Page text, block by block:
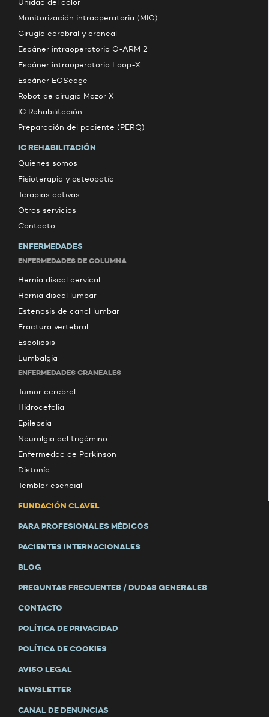
Unidad del dolor
Monitorización intraoperatoria (MIO)
Cirugía cerebral y craneal
Escáner intraoperatorio O-ARM 2
Escáner intraoperatorio Loop-X
Escáner EOSedge
Robot de cirugía Mazor X
IC Rehabilitación
Preparación del paciente (PERQ)
IC REHABILITACIÓN
Quienes somos
Fisioterapia y osteopatía
Terapias activas
Otros servicios
Contacto
ENFERMEDADES
ENFERMEDADES DE COLUMNA
Hernia discal cervical
Hernia discal lumbar
Estenosis de canal lumbar
Fractura vertebral
Escoliosis
Lumbalgia
ENFERMEDADES CRANEALES
Tumor cerebral
Hidrocefalia
Epilepsia
Neuralgia del trigémino
Enfermedad de Parkinson
Distonía
Temblor esencial
FUNDACIÓN CLAVEL
PARA PROFESIONALES MÉDICOS
PACIENTES INTERNACIONALES
BLOG
PREGUNTAS FRECUENTES / DUDAS GENERALES
CONTACTO
POLÍTICA DE PRIVACIDAD
POLÍTICA DE COOKIES
AVISO LEGAL
NEWSLETTER
CANAL DE DENUNCIAS